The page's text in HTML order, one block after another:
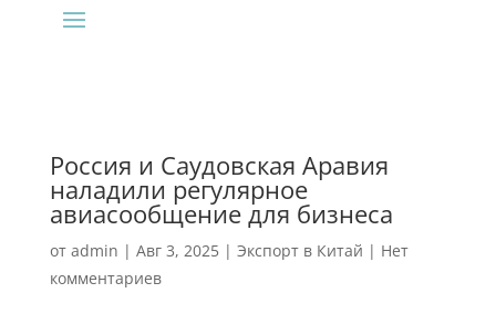
Россия и Саудовская Аравия
наладили регулярное
авиасообщение для бизнеса
от admin | Авг 3, 2025| Экспорт в Китай | Нет
комментариев